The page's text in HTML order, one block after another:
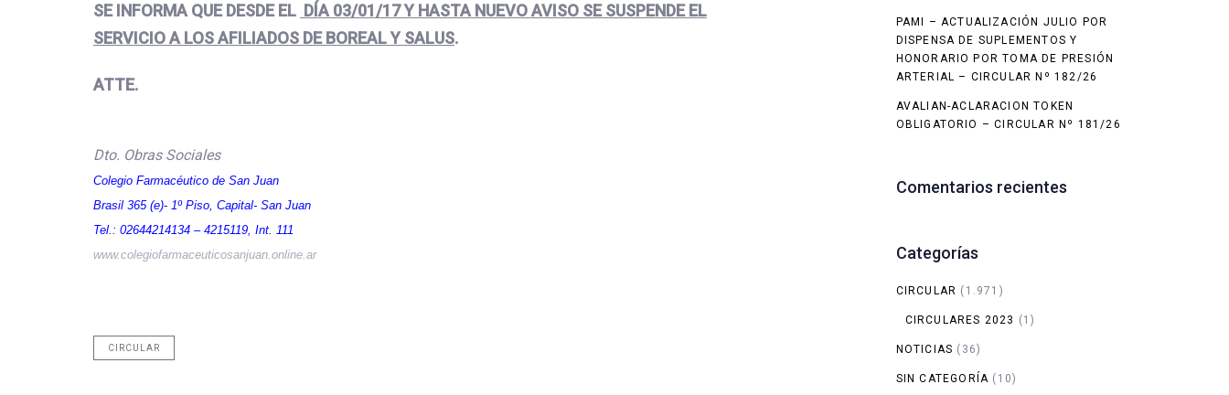
SE INFORMA QUE DESDE EL DÍA 03/01/17 Y HASTA NUEVO AVISO SE SUSPENDE EL
SERVICIO A LOS AFILIADOS DE BOREAL Y SALUS.
ATTE.
Dto. Obras Sociales
Colegio Farmacéutico de San Juan
Brasil 365 (e)- 1º Piso, Capital- San Juan
Tel.: 02644214134 – 4215119, Int. 111
www.colegiofarmaceuticosanjuan.online.ar
CIRCULAR
PAMI – ACTUALIZACIÓN JULIO POR
DISPENSA DE SUPLEMENTOS Y
HONORARIO POR TOMA DE PRESIÓN
ARTERIAL – CIRCULAR Nº 182/26
AVALIAN-ACLARACION TOKEN
OBLIGATORIO – CIRCULAR Nº 181/26
Comentarios recientes
Categorías
CIRCULAR (1.971)
CIRCULARES 2023 (1)
NOTICIAS (36)
SIN CATEGORÍA (10)